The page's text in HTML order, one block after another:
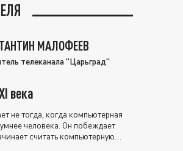
МАЛОФЕЕВ
телеканала "Царьград"
века
не тогда, когда компьютерная
человека. Он побеждает
считать компьютерную